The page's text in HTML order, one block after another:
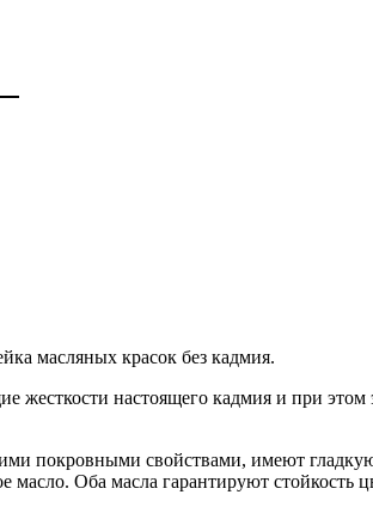
масляных красок без кадмия.
жесткости настоящего кадмия и при этом
покровными свойствами, имеют
Оба масла гарантируют стойкость